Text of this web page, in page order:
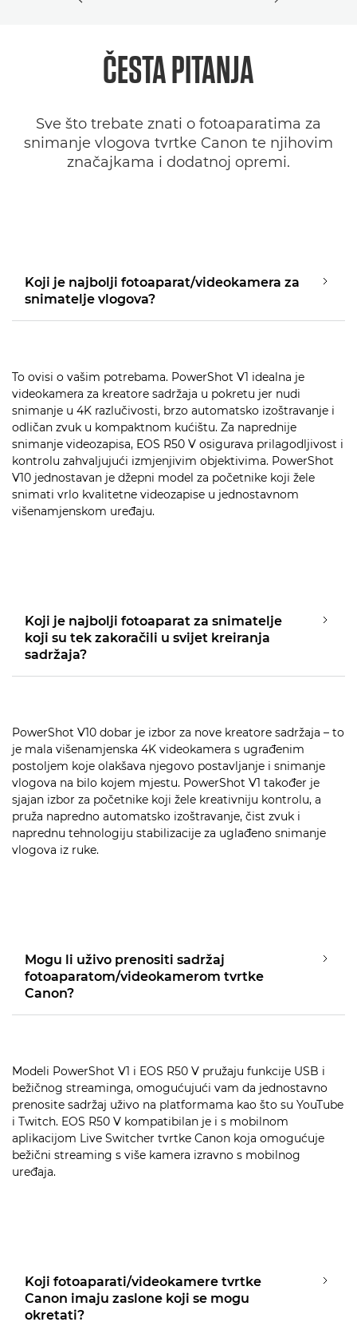
ČESTA PITANJA
Sve što trebate znati o fotoaparatima za
snimanje vlogova tvrtke Canon te njihovim
značajkama i dodatnoj opremi.
Koji je najbolji fotoaparat/videokamera za
snimatelje vlogova?
To ovisi o vašim potrebama. PowerShot V1 idealna je
videokamera za kreatore sadržaja u pokretu jer nudi
snimanje u 4K razlučivosti, brzo automatsko izoštravanje i
odličan zvuk u kompaktnom kućištu. Za naprednije
snimanje videozapisa, EOS R50 V osigurava prilagodljivost i
kontrolu zahvaljujući izmjenjivim objektivima. PowerShot
V10 jednostavan je džepni model za početnike koji žele
snimati vrlo kvalitetne videozapise u jednostavnom
višenamjenskom uređaju.
Koji je najbolji fotoaparat za snimatelje
koji su tek zakoračili u svijet kreiranja
sadržaja?
PowerShot V10 dobar je izbor za nove kreatore sadržaja – to
je mala višenamjenska 4K videokamera s ugrađenim
postoljem koje olakšava njegovo postavljanje i snimanje
vlogova na bilo kojem mjestu. PowerShot V1 također je
sjajan izbor za početnike koji žele kreativniju kontrolu, a
pruža napredno automatsko izoštravanje, čist zvuk i
naprednu tehnologiju stabilizacije za uglađeno snimanje
vlogova iz ruke.
Mogu li uživo prenositi sadržaj
fotoaparatom/videokamerom tvrtke
Canon?
Modeli PowerShot V1 i EOS R50 V pružaju funkcije USB i
bežičnog streaminga, omogućujući vam da jednostavno
prenosite sadržaj uživo na platformama kao što su YouTube
i Twitch. EOS R50 V kompatibilan je i s mobilnom
aplikacijom Live Switcher tvrtke Canon koja omogućuje
bežični streaming s više kamera izravno s mobilnog
uređaja.
Koji fotoaparati/videokamere tvrtke
Canon imaju zaslone koji se mogu
okretati?